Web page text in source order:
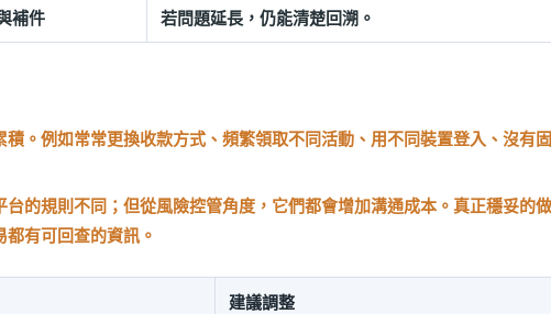
補件 若問題延長，仍能清楚回溯。
。例如常常更換收款方式、頻繁領取不同活動、用不同裝置登入、沒有
的規則不同；但從風險控管角度，它們都會增加溝通成本。真正穩妥的做
有可回查的資訊。
建議調整